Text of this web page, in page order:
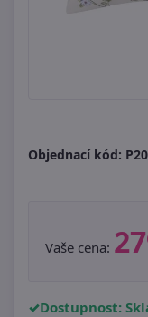
Objednací kód:
Vaše cena:
Dostupnost: